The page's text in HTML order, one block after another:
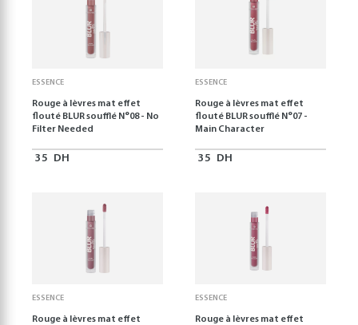
ESSENCE
Rouge à lèvres mat effet
flouté BLUR soufflé N°08 - No
Filter Needed
35 DH
ESSENCE
Rouge à lèvres mat effet
flouté BLUR soufflé N°07 -
Main Character
35 DH
ESSENCE
Rouge à lèvres mat effet
ESSENCE
Rouge à lèvres mat effet